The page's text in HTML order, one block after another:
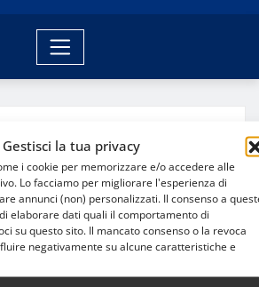
Gestisci la tua privacy
i cookie per memorizzare e/o accedere alle
Lo facciamo per migliorare l'esperienza di
annunci (non) personalizzati. Il consenso a
elaborare dati quali il comportamento di
su questo sito. Il mancato consenso o la revoca
negativamente su alcune caratteristiche e
Aprilia arriva in Catalogna
di Le Mans